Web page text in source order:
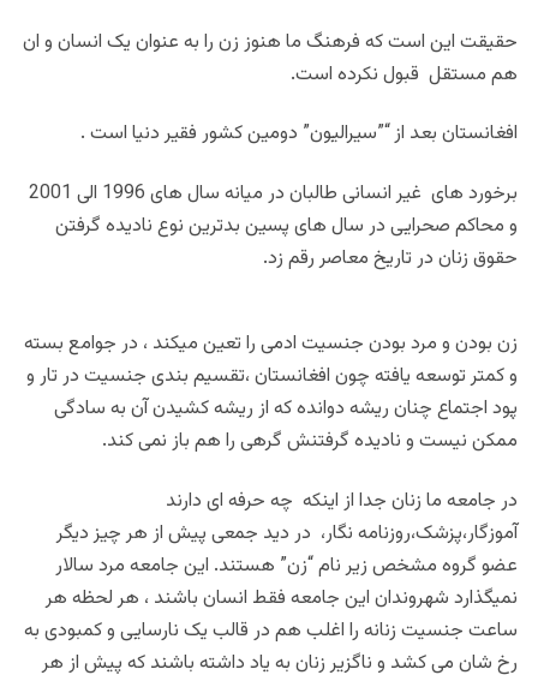
حقیقت این است که فرهنگ ما هنوز زن را به عنوان یک انسان و ان
هم مستقل قبول نکرده است.
افغانستان بعد از “”سیرالیون” دومین کشور فقیر دنیا است .
برخورد های غیر انسانی طالبان در میانه سال های 1996 الی 2001
و محاکم صحرایی در سال های پسین بدترین نوع نادیده گرفتن
حقوق زنان در تاریخ معاصر رقم زد.
زن بودن و مرد بودن جنسیت ادمی را تعین میکند ، در جوامع بسته
و کمتر توسعه یافته چون افغانستان ،تقسیم بندی جنسیت در تار و
پود اجتماع چنان ریشه دوانده که از ریشه کشیدن آن به سادگی
ممکن نیست و نادیده گرفتنش گرهی را هم باز نمی کند.
در جامعه ما زنان جدا از اینکه چه حرفه ای دارند
آموزگار،پزشک،روزنامه نگار، در دید جمعی پیش از هر چیز دیگر
عضو گروه مشخص زیر نام “زن” هستند. این جامعه مرد سالار
نمیگذارد شهروندان این جامعه فقط انسان باشند ، هر لحظه هر
ساعت جنسیت زنانه را اغلب هم در قالب یک نارسایی و کمبودی به
رخ شان می کشد و ناگزیر زنان به یاد داشته باشند که پیش از هر